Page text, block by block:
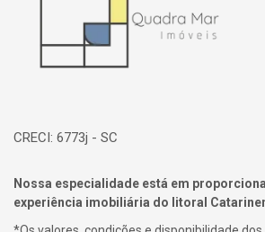
CRECI: 6773j - SC
Nossa especialidade está em
experiência imobiliária do litoral